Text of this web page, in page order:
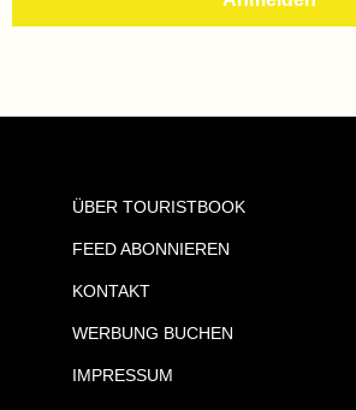
ÜBER TOURISTBOOK
FEED ABONNIEREN
KONTAKT
WERBUNG BUCHEN
IMPRESSUM